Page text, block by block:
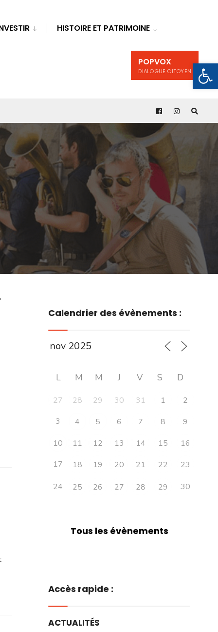
HISTOIRE ET PATRIMOINE
POPVOX
DIALOGUE CITOYEN
Calendrier des évènements :
L M M J V S D
27 28 29 30 31 1
2
3
4 5 6 7 8
9
10
11 12 13 14 15
16
17
18 19 20 21 22 23
24 25 26 27 28 29 30
Tous les évènements
Accès rapide :
ACTUALITÉS